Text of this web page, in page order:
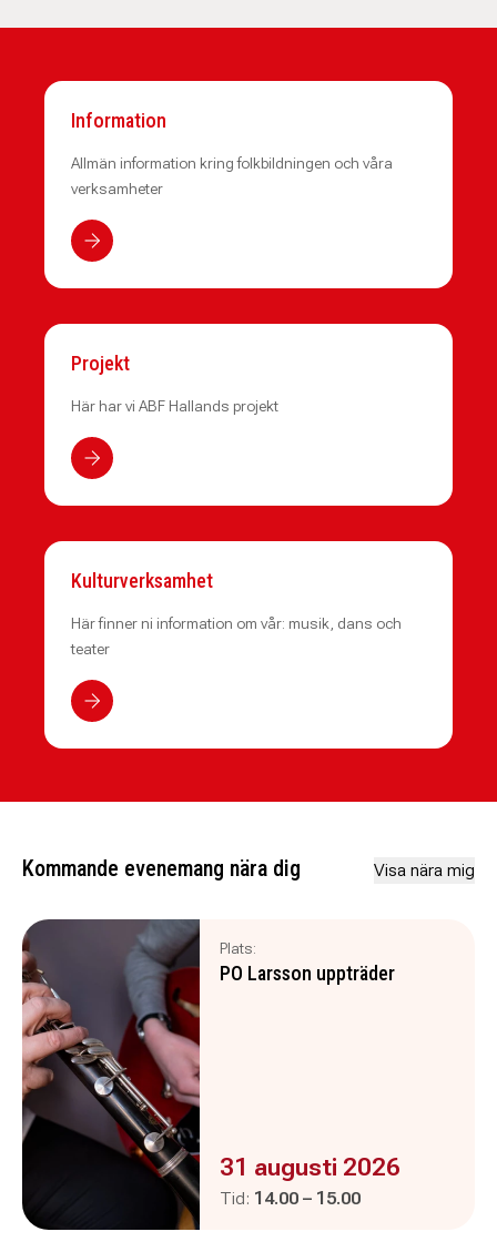
Information
Allmän information kring folkbildningen och våra
verksamheter
Projekt
Här har vi ABF Hallands projekt
Kulturverksamhet
Här finner ni information om vår: musik, dans och
teater
Kommande evenemang nära dig Visa nära mig
Plats:
PO Larsson uppträder
Evenemanget är :
31 augusti 2026
Tid: Pågår mellan
14.00 – och
15.00